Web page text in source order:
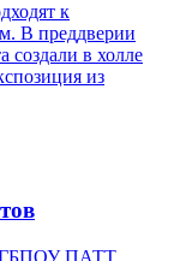
к
В преддверии
создали в холле
из
ГБПОУ ПАТТ